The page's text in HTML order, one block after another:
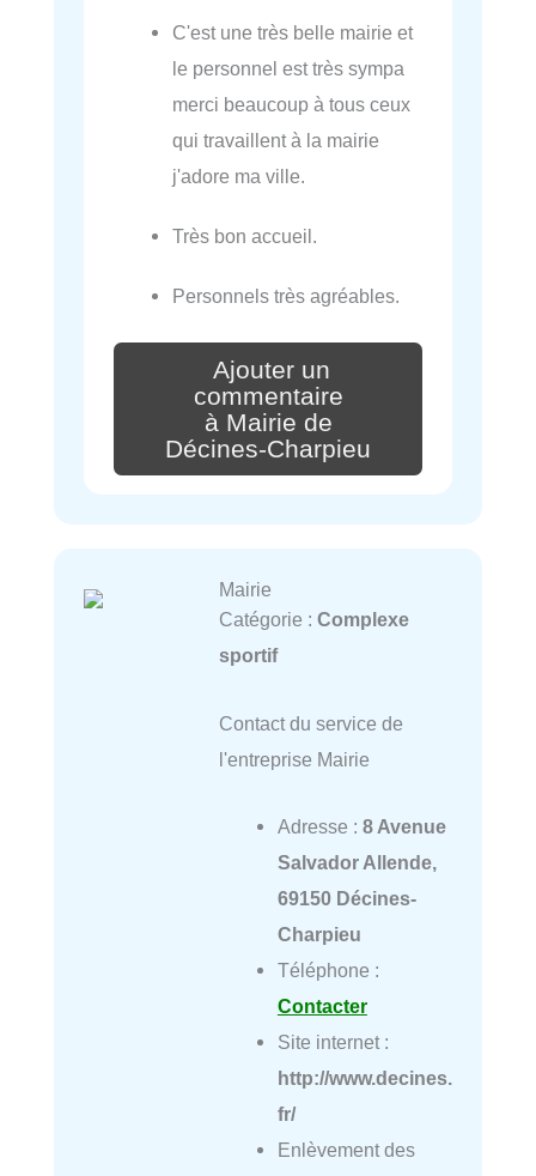
C'est une très belle mairie et
le personnel est très sympa
merci beaucoup à tous ceux
qui travaillent à la mairie
j'adore ma ville.
Très bon accueil.
Personnels très agréables.
Ajouter un
commentaire
à Mairie de
Décines-Charpieu
Mairie
Catégorie : Complexe
sportif
Contact du service de
l'entreprise Mairie
Adresse : 8 Avenue
Salvador Allende,
69150 Décines-
Charpieu
Téléphone :
Contacter
Site internet :
http://www.decines.
fr/
Enlèvement des